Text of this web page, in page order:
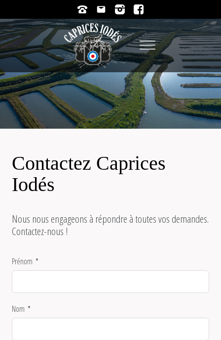
Contactez Caprices
Iodés
Nous nous engageons à répondre à toutes vos demandes.
Contactez-nous !
Prénom
Nom